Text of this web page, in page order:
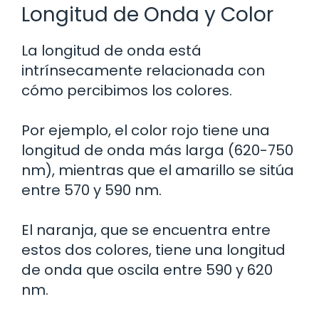
Longitud de Onda y Color
La longitud de onda está
intrínsecamente relacionada con
cómo percibimos los colores.
Por ejemplo, el color rojo tiene una
longitud de onda más larga (620-750
nm), mientras que el amarillo se sitúa
entre 570 y 590 nm.
El naranja, que se encuentra entre
estos dos colores, tiene una longitud
de onda que oscila entre 590 y 620
nm.